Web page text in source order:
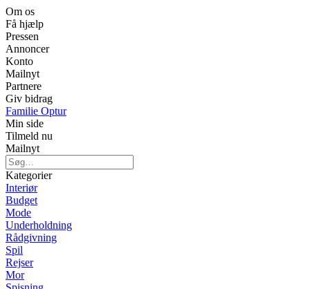
Om os
Få hjælp
Pressen
Annoncer
Konto
Mailnyt
Partnere
Giv bidrag
Familie Optur
Min side
Tilmeld nu
Mailnyt
Kategorier
Interiør
Budget
Mode
Underholdning
Rådgivning
Spil
Rejser
Mor